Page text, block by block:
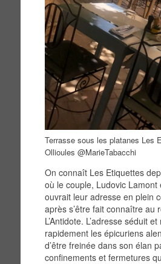
Terrasse sous les platanes Les
Ollioules @MarieTabacchi
On connaît Les Etiquettes
où le couple, Ludovic Lamont
ouvrait leur adresse en plein
après s’être fait connaître au
L’Antidote. L’adresse séduit
rapidement les épicuriens
d’être freinée dans son élan
confinements et fermetures